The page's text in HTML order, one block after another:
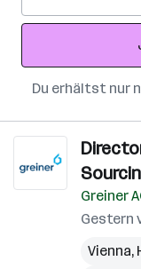
Adresse
Du erhältst nur
Greiner
Gestern
Vienna,